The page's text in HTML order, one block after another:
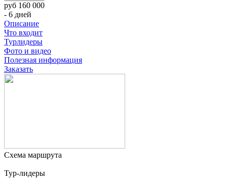
руб 160 000
- 6 дней
Описание
Что входит
Турлидеры
Фото и видео
Полезная информация
Заказать
Схема маршрута
Тур-лидеры